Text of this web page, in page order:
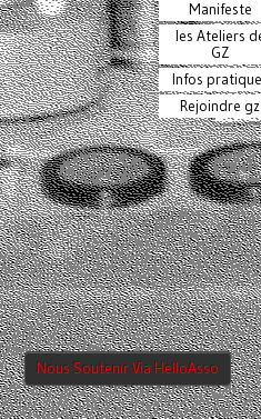
Manifeste
les Ateliers
GZ
Infos
Rejoindre gz
Nous Soutenir Via HelloAsso